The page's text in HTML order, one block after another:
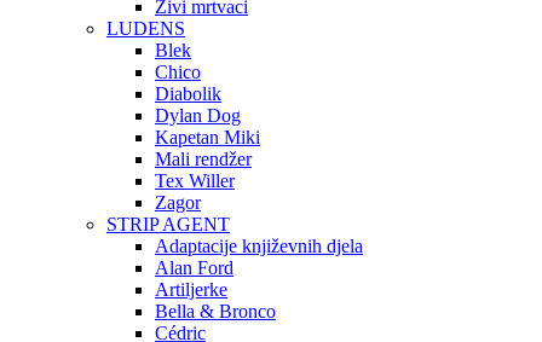
Živi mrtvaci
LUDENS
Blek
Chico
Diabolik
Dylan Dog
Kapetan Miki
Mali rendžer
Tex Willer
Zagor
STRIP AGENT
Adaptacije književnih djela
Alan Ford
Artiljerke
Bella & Bronco
Cédric